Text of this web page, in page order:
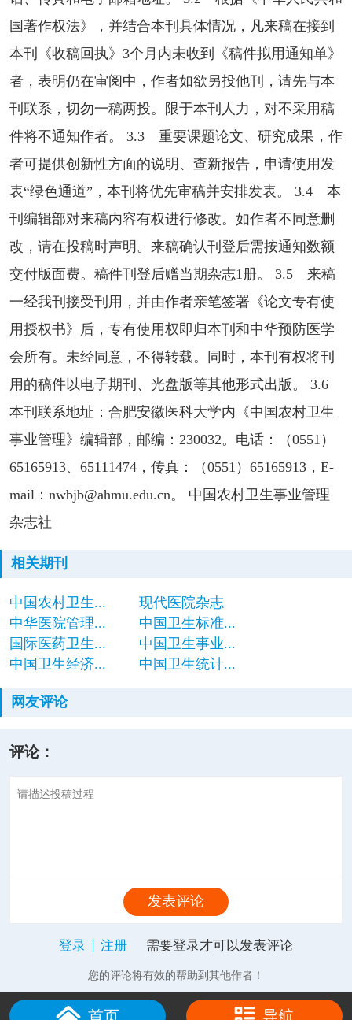
国著作权法》，并结合本刊具体情况，凡来稿在接到
本刊《收稿回执》3个月内未收到《稿件拟用通知单》
者，表明仍在审阅中，作者如欲另投他刊，请先与本
刊联系，切勿一稿两投。限于本刊人力，对不采用稿
件将不通知作者。 3.3 重要课题论文、研究成果，作
者可提供创新性方面的说明、查新报告，申请使用发
表“绿色通道”，本刊将优先审稿并安排发表。 3.4 本
刊编辑部对来稿内容有权进行修改。如作者不同意删
改，请在投稿时声明。来稿确认刊登后需按通知数额
交付版面费。稿件刊登后赠当期杂志1册。 3.5 来稿
一经我刊接受刊用，并由作者亲笔签署《论文专有使
用授权书》后，专有使用权即归本刊和中华预防医学
会所有。未经同意，不得转载。同时，本刊有权将刊
用的稿件以电子期刊、光盘版等其他形式出版。 3.6
本刊联系地址：合肥安徽医科大学内《中国农村卫生
事业管理》编辑部，邮编：230032。电话：（0551）
65165913、65111474，传真：（0551）65165913，E-
mail：nwbjb@ahmu.edu.cn。 中国农村卫生事业管理
杂志社
相关期刊
中国农村卫生...
现代医院杂志
中华医院管理...
中国卫生标准...
国际医药卫生...
中国卫生事业...
中国卫生经济...
中国卫生统计...
网友评论
评论：
发表评论
登录 注册 需要登录才可以发表评论
您的评论将有效的帮助到其他作者！
首页 导航